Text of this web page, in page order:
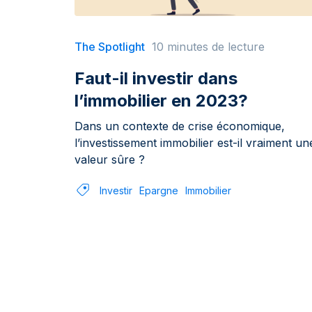
The Spotlight 10 minutes de lecture
Faut-il investir dans
l’immobilier en 2023?
Dans un contexte de crise économique,
l’investissement immobilier est-il vraiment
valeur sûre ?
Investir Epargne Immobilier